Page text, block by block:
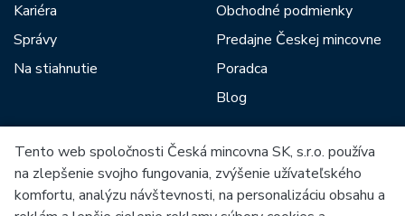
Kariéra
Správy
Na stiahnutie
Obchodné podmienky
Predajne Českej mincovne
Poradca
Blog
Medzi našich partnerov patria:
Tento web spoločnosti Česká mincovna SK, s.r.o. používa
na zlepšenie svojho fungovania, zvýšenie užívateľského
komfortu, analýzu návštevnosti, na personalizáciu obsahu a